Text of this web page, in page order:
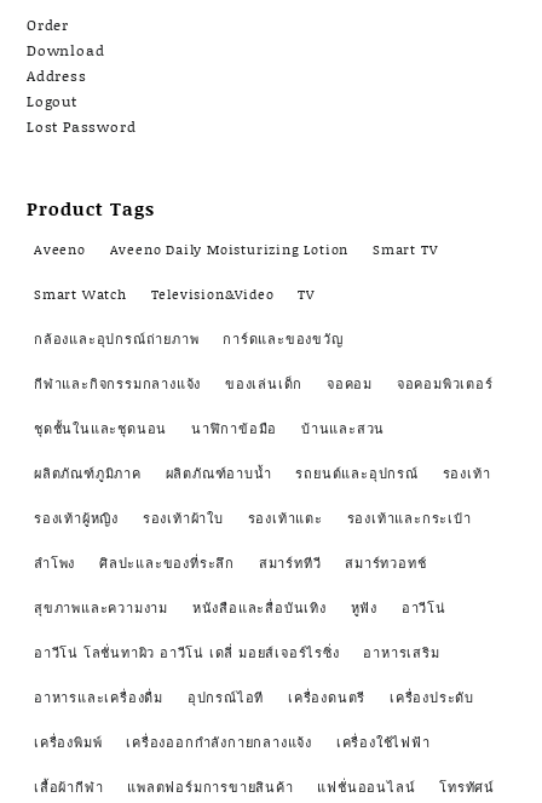
Order
Download
Address
Logout
Lost Password
Product Tags
Aveeno Aveeno Daily Moisturizing Lotion Smart TV
Smart Watch Television&Video TV
กล้องและอุปกรณ์ถ่ายภาพ การ์ดและของขวัญ
กีฬาและกิจกรรมกลางแจ้ง ของเล่นเด็ก จอคอม จอคอมพิวเตอร์
ชุดชั้นในและชุดนอน นาฬิกาข้อมือ บ้านและสวน
ผลิตภัณฑ์ภูมิภาค ผลิตภัณฑ์อาบน้ำ รถยนต์และอุปกรณ์ รองเท้า
รองเท้าผู้หญิง รองเท้าผ้าใบ รองเท้าแตะ รองเท้าและกระเป๋า
ลำโพง ศิลปะและของที่ระลึก สมาร์ททีวี สมาร์ทวอทช์
สุขภาพและความงาม หนังสือและสื่อบันเทิง หูฟัง อาวีโน่
อาวีโน่ โลชั่นทาผิว อาวีโน่ เดลี่ มอยส์เจอร์ไรซิ่ง อาหารเสริม
อาหารและเครื่องดื่ม อุปกรณ์ไอที เครื่องดนตรี เครื่องประดับ
เครื่องพิมพ์ เครื่องออกกำลังกายกลางแจ้ง เครื่องใช้ไฟฟ้า
เสื้อผ้ากีฬา แพลตฟอร์มการขายสินค้า แฟชั่นออนไลน์ โทรทัศน์